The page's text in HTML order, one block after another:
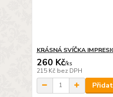
KRÁSNÁ SVÍČKA
260 Kč/ks
215 Kč bez DPH